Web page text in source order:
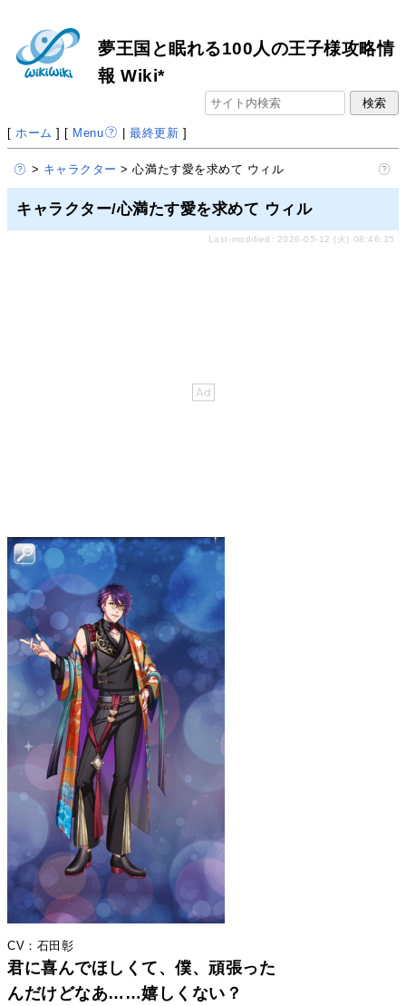
夢王国と眠れる100人の王子様攻略情
報 Wiki*
[ ホーム ] [ Menu |最終更新 ]
> キャラクター > 心満たす愛を求めて ウィル
キャラクター/心満たす愛を求めて ウィル
Last-modified: 2026-05-12 (火) 08:46:35
CV：石田彰
君に喜んでほしくて、僕、頑張った
んだけどなあ……嬉しくない？